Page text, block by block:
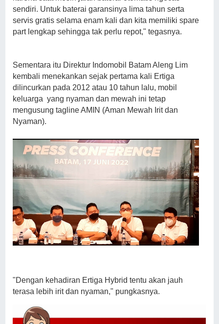
sendiri. Untuk baterai garansinya lima tahun serta
servis gratis selama enam kali dan kita memiliki spare
part lengkap sehingga tak perlu repot," tegasnya.
Sementara itu Direktur Indomobil Batam Aleng Lim
kembali menekankan sejak pertama kali Ertiga
dilincurkan pada 2012 atau 10 tahun lalu, mobil
keluarga yang nyaman dan mewah ini tetap
mengusung tagline AMIN (Aman Mewah Irit dan
Nyaman).
"Dengan kehadiran Ertiga Hybrid tentu akan jauh
terasa lebih irit dan nyaman," pungkasnya.